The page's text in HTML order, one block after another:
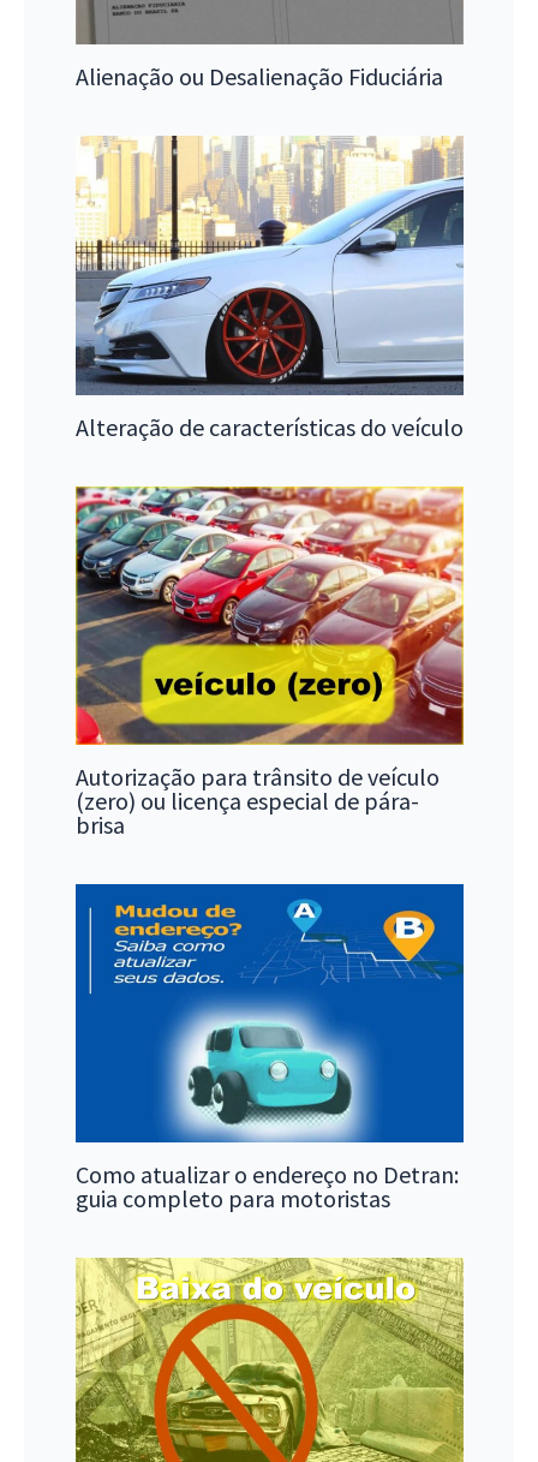
Alienação ou Desalienação Fiduciária
Alteração de características do veículo
Autorização para trânsito de veículo
(zero) ou licença especial de pára-
brisa
Como atualizar o endereço no Detran:
guia completo para motoristas